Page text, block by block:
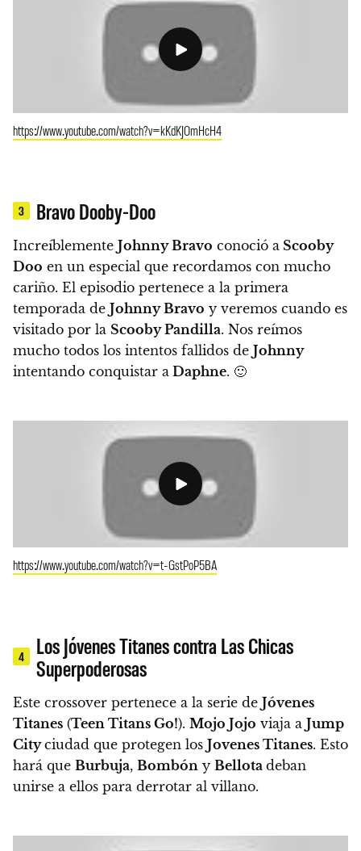
https://www.youtube.com/watch?v=kKdKJOmHcH4
3 Bravo Dooby-Doo
Increíblemente Johnny Bravo conoció a Scooby
Doo en un especial que recordamos con mucho
cariño. El episodio pertenece a la primera
temporada de Johnny Bravo y veremos cuando es
visitado por la Scooby Pandilla. Nos reímos
mucho todos los intentos fallidos de Johnny
intentando conquistar a Daphne. 🙂
https://www.youtube.com/watch?v=t-GstPoP5BA
4
Los Jóvenes Titanes contra Las Chicas
Superpoderosas
Este crossover pertenece a la serie de Jóvenes
Titanes (Teen Titans Go!). Mojo Jojo viaja a Jump
Cityciudad que protegen los Jovenes Titanes. Esto
hará que Burbuja, Bombón y Bellota deban
unirse a ellos para derrotar al villano.